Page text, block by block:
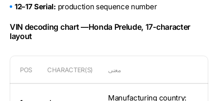
12–17 Serial: production sequence number
VIN decoding chart —Honda Prelude, 17-character
layout
POS CHARACTER(S) معنى
Manufacturing country: